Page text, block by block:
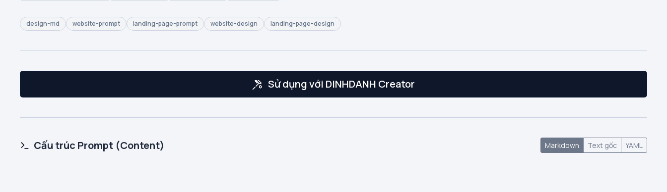
design-md website-prompt landing-page-prompt website-design landing-page-design
Sử dụng với DINHDANH Creator
Cấu trúc Prompt (Content) Markdown Text gốc YAML